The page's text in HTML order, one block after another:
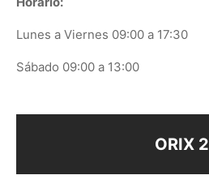
Lunes a Viernes 09:00 a 17:30
Sábado 09:00 a 13:00
ORIX 2